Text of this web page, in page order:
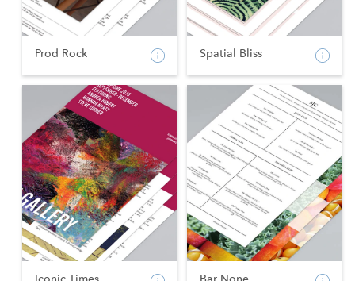
Prod Rock Spatial Bliss